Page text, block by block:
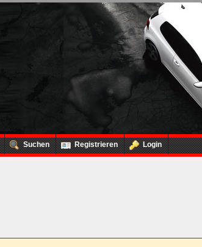
Suchen Registrieren Login